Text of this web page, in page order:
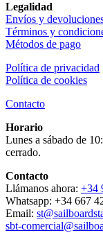
Legalidad
Envíos y
Términos y
Métodos de pago
Política de privacidad
Política de cookies
Contacto
Horario
Lunes a sábado de
cerrado.
Contacto
Llámanos ahora: +34
Whatsapp: +34 667
Email:
sbt-